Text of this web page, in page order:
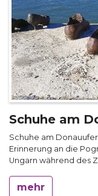
Schuhe am
Schuhe am
Erinnerung an die
Ungarn während des
mehr